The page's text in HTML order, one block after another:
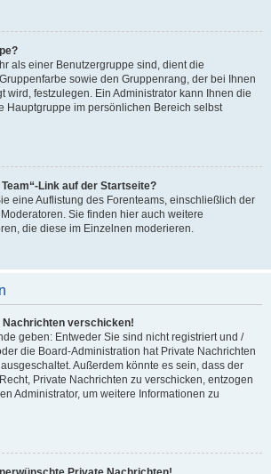
als einer Benutzergruppe sind, dient die
sowie den Gruppenrang, der bei Ihnen
wird, festzulegen. Ein Administrator kann Ihnen die
Hauptgruppe im persönlichen Bereich selbst
Link auf der Startseite?
eine Auflistung des Forenteams, einschließlich der
Sie finden hier auch weitere
die diese im Einzelnen moderieren.
Nachrichten verschicken!
geben: Entweder Sie sind nicht registriert und /
die Board-Administration hat Private Nachrichten
Außerdem könnte es sein, dass der
Private Nachrichten zu verschicken, entzogen
Administrator, um weitere Informationen zu